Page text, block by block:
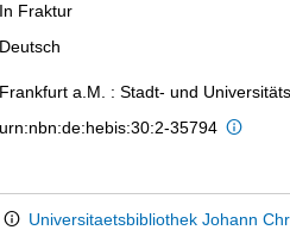
In Fraktur
Deutsch
Frankfurt a.M. : Stadt- und
urn:nbn:de:hebis:30:2-35794
Universitaetsbibliothek Johann